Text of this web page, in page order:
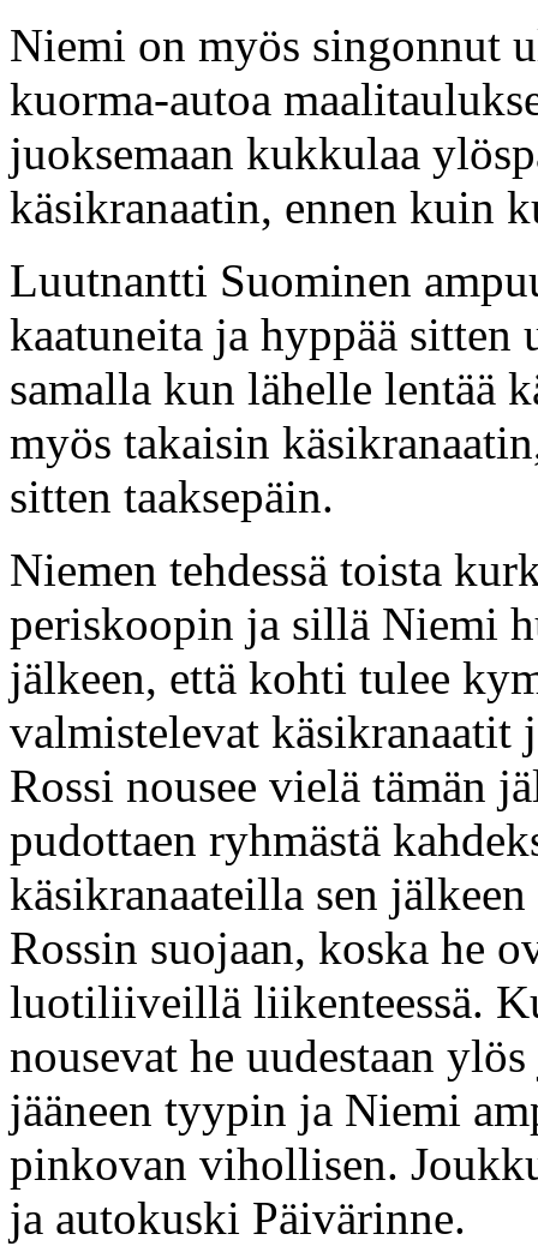
Niemi on myös singonnut
kuorma-autoa
juoksemaan kukkulaa
käsikranaatin, ennen kuin
Luutnantti Suominen
kaatuneita ja hyppää sitten
samalla kun lähelle lentää
myös takaisin
sitten taaksepäin.
Niemen tehdessä toista
periskoopin ja sillä Niemi
jälkeen, että kohti tulee
valmistelevat
Rossi nousee vielä tämän
pudottaen ryhmästä
käsikranaateilla sen
Rossin suojaan, koska he
luotiliiveillä liikenteessä.
nousevat he uudestaan
jääneen tyypin ja Niemi
pinkovan vihollisen.
ja autokuski Päivärinne.